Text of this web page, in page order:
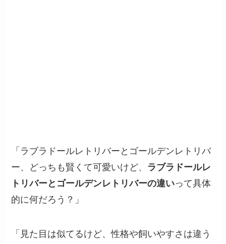
「ラブラドールレトリバーとゴールデンレトリバ
ー、どっちも賢くて可愛いけど、 ラブラドールレ
トリバーとゴールデンレトリバーの違いって具体
的に何だろう？」
「見た目は似てるけど、性格や飼いやすさは違う